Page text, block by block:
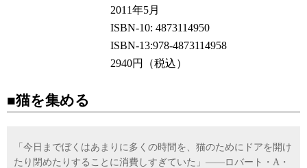
2011年5月
ISBN-10: 4873114950
ISBN-13:978-4873114958
2940円（税込）
■猫を集める
「今日までぼくはあまりに多くの時間を、猫のためにドアを開け
たり閉めたりすることに消費しすぎていた」――ロバート・A・